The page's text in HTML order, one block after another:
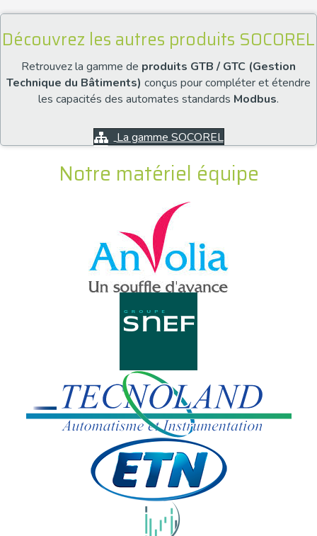
Découvrez les autres produits SOCOREL
Retrouvez la gamme de produits GTB / GTC (Gestion
Technique du Bâtiments) conçus pour compléter et étendre
les capacités des automates standards Modbus.
La gamme SOCOREL
Notre matériel équipe